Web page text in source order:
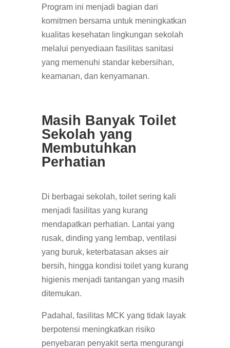
Program ini menjadi bagian dari
komitmen bersama untuk meningkatkan
kualitas kesehatan lingkungan sekolah
melalui penyediaan fasilitas sanitasi
yang memenuhi standar kebersihan,
keamanan, dan kenyamanan.
Masih Banyak Toilet
Sekolah yang
Membutuhkan
Perhatian
Di berbagai sekolah, toilet sering kali
menjadi fasilitas yang kurang
mendapatkan perhatian. Lantai yang
rusak, dinding yang lembap, ventilasi
yang buruk, keterbatasan akses air
bersih, hingga kondisi toilet yang kurang
higienis menjadi tantangan yang masih
ditemukan.
Padahal, fasilitas MCK yang tidak layak
berpotensi meningkatkan risiko
penyebaran penyakit serta mengurangi